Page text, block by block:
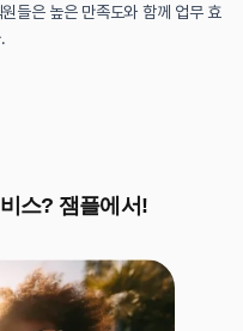
들은 높은 만족도와 함께 업무 효
스? 잼플에서!